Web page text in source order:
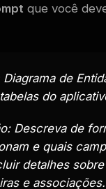
que você
Diagrama de
do
Descreva de
e quais
detalhes
e associações.